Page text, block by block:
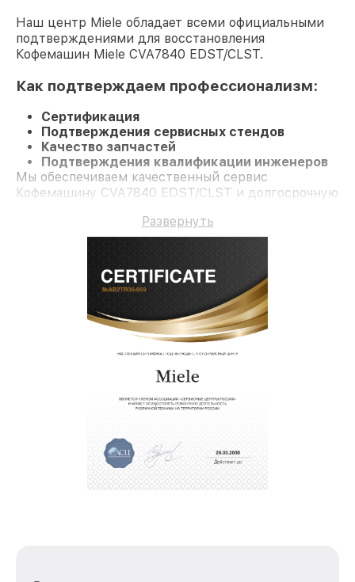
Наш центр Miele обладает всеми официальными
подтверждениями для восстановления
Кофемашин Miele CVA7840 EDST/CLST.
Как подтверждаем профессионализм:
Сертификация
Подтверждения сервисных стендов
Качество запчастей
Подтверждения квалификации инженеров
Мы обеспечиваем качественный сервис
Кофемашину CVA7840 EDST/CLST и долгосрочную
Развернуть